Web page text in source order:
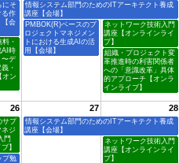
26 27 28
情報システム部門のためのITアーキテクト養成
講座【会場】
にそ
る作
【会
料・
AI時
〜デ
・
オン
PMBOK(R)ベースのプ
ロジェクトマネジメン
トにおける生成AIの活
用【会場】
ネットワーク技術入門
講座【オンラインライ
ブ】
組織・プロジェクト変
革推進時の利害関係者
への「意識改革」具体
的アプローチ【オンラ
インライブ】
情報システム部門のためのITアーキテクト養成
講座【会場】
サプ
ネジ
門
】
プ勉
ネットワーク技術入門
講座【オンラインライ
ブ】